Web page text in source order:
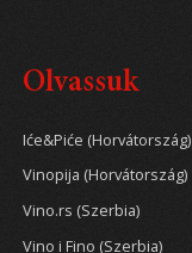
Olvassuk
Iće&Piće (Horvátország)
Vinopija (Horvátország)
Vino.rs (Szerbia)
Vino i Fino (Szerbia)